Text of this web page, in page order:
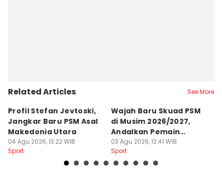
Related Articles See More
Profil Stefan Jevtoski,
Jangkar Baru PSM Asal
Makedonia Utara
04 Agu 2026, 13:22 WIB
Sport
Wajah Baru Skuad PSM
di Musim 2026/2027,
Andalkan Pemain
Balkan
03 Agu 2026, 12:41 WIB
Sport